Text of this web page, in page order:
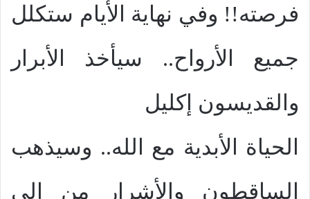
فرصته!! وفي نهاية الأيام ستكلل
جميع الأرواح.. سيأخذ الأبرار
والقديسون إكليل
الحياة الأبدية مع الله.. وسيذهب
الساقطون والأشرار من إلى